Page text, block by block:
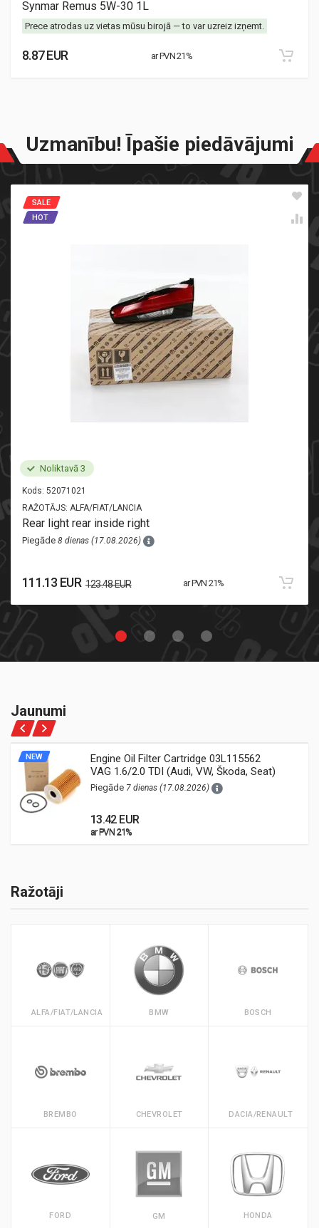
Synmar Remus 5W-30 1L
Prece atrodas uz vietas mūsu birojā — to var uzreiz izņemt.
8.87 EUR ar PVN 21%
Uzmanību! Īpašie piedāvājumi
Noliktavā 3
Kods: 52071021
RAŽOTĀJS: ALFA/FIAT/LANCIA
SALE
HOT
Rear light rear inside right
Piegāde 8 dienas (17.08.2026)
111.13 EUR 123.48 EUR ar PVN 21%
Jaunumi
NEW
Engine Oil Filter Cartridge 03L115562
VAG 1.6/2.0 TDI (Audi, VW, Škoda, Seat)
Piegāde 7 dienas (17.08.2026)
13.42 EUR
ar PVN 21%
ar PVN 21%
Ražotāji
ALFA/FIAT/LANCIA BMW BOSCH
BREMBO CHEVROLET DACIA/RENAULT
FORD GM HONDA